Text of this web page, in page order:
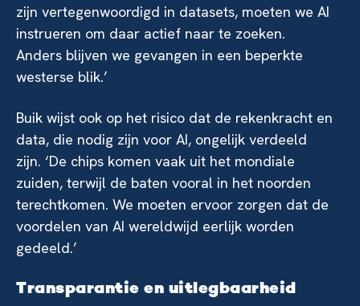
zijn vertegenwoordigd in datasets, moeten we AI
instrueren om daar actief naar te zoeken.
Anders blijven we gevangen in een beperkte
westerse blik.’
Buik wijst ook op het risico dat de rekenkracht en
data, die nodig zijn voor AI, ongelijk verdeeld
zijn. ‘De chips komen vaak uit het mondiale
zuiden, terwijl de baten vooral in het noorden
terechtkomen. We moeten ervoor zorgen dat de
voordelen van AI wereldwijd eerlijk worden
gedeeld.’
Transparantie en uitlegbaarheid